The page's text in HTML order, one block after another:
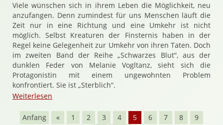
Viele wünschen sich in ihrem Leben die Möglichkeit, neu
anzufangen. Denn zumindest für uns Menschen läuft die
Zeit nur in eine Richtung und eine Umkehr ist nicht
möglich. Selbst Kreaturen der Finsternis haben in der
Regel keine Gelegenheit zur Umkehr von ihren Taten. Doch
im zweiten Band der Reihe „Schwarzes Blut“, aus der
dunklen Feder von Melanie Vogltanz, sieht sich die
Protagonistin mit einem ungewohnten Problem
konfrontiert. Sie ist „Sterblich“.
Weiterlesen
Anfang « 1 2 3 4 5 6 7 8
9